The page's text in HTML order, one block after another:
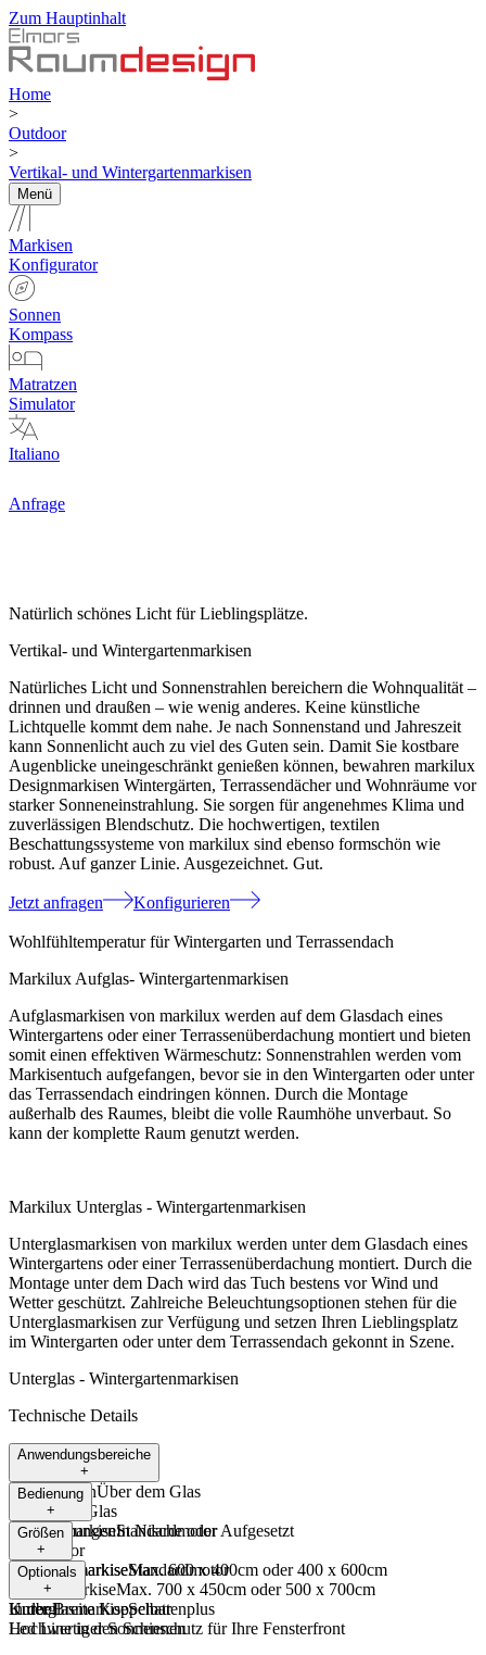
Zum Hauptinhalt
Home
>
Outdoor
>
Vertikal- und Wintergartenmarkisen
Menü
Markisen
Konfigurator
Sonnen
Kompass
Matratzen
Simulator
Italiano
Anfrage
Natürlich schönes Licht für Lieblingsplätze.
Vertikal- und Wintergartenmarkisen
Natürliches Licht und Sonnenstrahlen bereichern die Wohnqualität –
drinnen und draußen – wie wenig anderes. Keine künstliche
Lichtquelle kommt dem nahe. Je nach Sonnenstand und Jahreszeit
kann Sonnenlicht auch zu viel des Guten sein. Damit Sie kostbare
Augenblicke uneingeschränkt genießen können, bewahren markilux
Designmarkisen Wintergärten, Terrassendächer und Wohnräume vor
starker Sonneneinstrahlung. Sie sorgen für angenehmes Klima und
zuverlässigen Blendschutz. Die hochwertigen, textilen
Beschattungssysteme von markilux sind ebenso formschön wie
robust. Auf ganzer Linie. Ausgezeichnet. Gut.
Jetzt anfragen Konfigurieren
Wohlfühltemperatur für Wintergarten und Terrassendach
Markilux Aufglas- Wintergartenmarkisen
Aufglasmarkisen von markilux werden auf dem Glasdach eines
Wintergartens oder einer Terrassenüberdachung montiert und bieten
somit einen effektiven Wärmeschutz: Sonnenstrahlen werden vom
Markisentuch aufgefangen, bevor sie in den Wintergarten oder unter
das Terrassendach eindringen können. Durch die Montage
außerhalb des Raumes, bleibt die volle Raumhöhe unverbaut. So
kann der komplette Raum genutzt werden.
Markilux Unterglas - Wintergartenmarkisen
Unterglasmarkisen von markilux werden unter dem Glasdach eines
Wintergartens oder einer Terrassenüberdachung montiert. Durch die
Montage unter dem Dach wird das Tuch bestens vor Wind und
Wetter geschützt. Zahlreiche Beleuchtungsoptionen stehen für die
Unterglasmarkisen zur Verfügung und setzen Ihren Lieblingsplatz
im Wintergarten oder unter dem Terrassendach gekonnt in Szene.
Unterglas - Wintergartenmarkisen
Technische Details
Anwendungsbereiche
+
WintergartenÜber dem Glas
Unter dem Glas
DachöffnungenIn Nische oder Aufgesetzt
Bedienung
+
AufglasmarkiseStandardmotor
Funkmotor
UnterglasmarkiseStandardmotor
Funkmotor
Kurbel
Größen
+
UnterglasmarkiseMax. 600 x 400cm oder 400 x 600cm
AufglasmarkiseMax. 700 x 450cm oder 500 x 700cm
In der Breite Koppelbar
Optionals
+
UnterglasmarkiseSchattenplus
Led Line in den Schienen
Hochwertiger Sonnenschutz für Ihre Fensterfront